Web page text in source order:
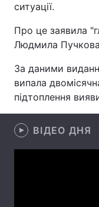
Економіка
Спорт
Техно і зв'язок
Зброя
Здоров'я
ситуації.
Про це заявила
Людмила
За даними
випала
підтоплення
ВІДЕО ДНЯ